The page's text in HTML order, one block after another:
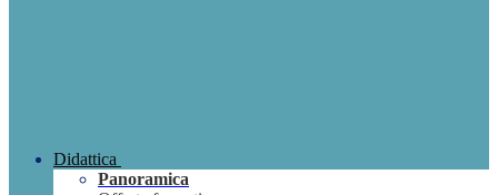
Didattica
Panoramica